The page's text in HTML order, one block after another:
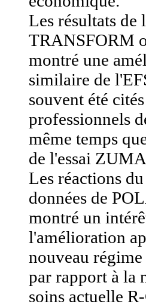
Les résultats de
TRANSFORM
montré une
similaire de
souvent été
professionnels
même temps
de l'essai
Les réactions
données de
montré un
l'amélioration
nouveau
par rapport à la
soins actuelle